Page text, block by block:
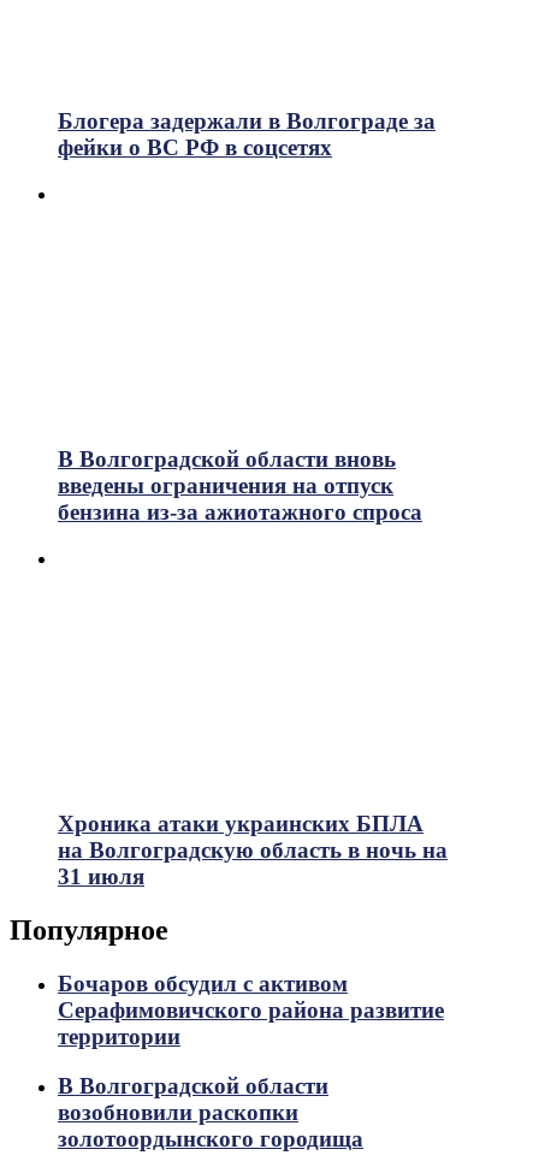
Блогера задержали в Волгограде за
фейки о ВС РФ в соцсетях
В Волгоградской области вновь
введены ограничения на отпуск
бензина из-за ажиотажного спроса
Хроника атаки украинских БПЛА
на Волгоградскую область в ночь на
31 июля
Популярное
Бочаров обсудил с активом
Серафимовичского района развитие
территории
В Волгоградской области
возобновили раскопки
золотоордынского городища